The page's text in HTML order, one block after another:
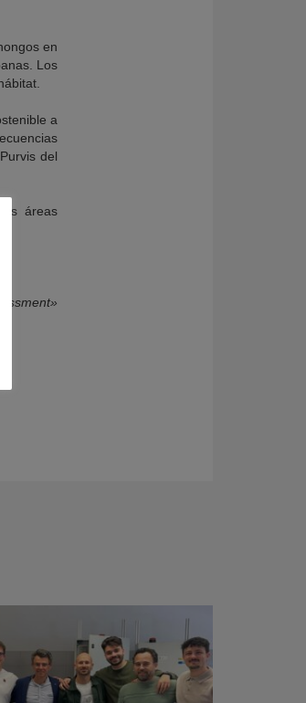
en
Los
a
del
áreas